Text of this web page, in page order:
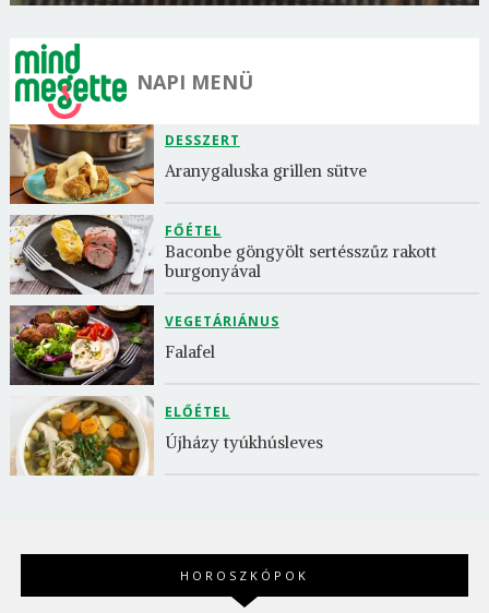
NAPI MENÜ
DESSZERT
Aranygaluska grillen sütve
FŐÉTEL
Baconbe göngyölt sertésszűz rakott
burgonyával
VEGETÁRIÁNUS
Falafel
ELŐÉTEL
Újházy tyúkhúsleves
HOROSZKÓPOK